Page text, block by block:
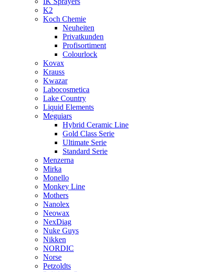
K2
Koch Chemie
Neuheiten
Privatkunden
Profisortiment
Colourlock
Kovax
Krauss
Kwazar
Labocosmetica
Lake Country
Liquid Elements
Meguiars
Hybrid Ceramic Line
Gold Class Serie
Ultimate Serie
Standard Serie
Menzerna
Mirka
Monello
Monkey Line
Mothers
Nanolex
Neowax
NexDiag
Nuke Guys
Nikken
NORDIC
Norse
Petzoldts